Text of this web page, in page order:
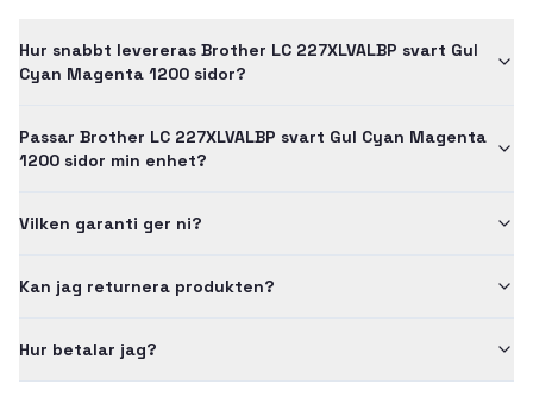
Hur snabbt levereras Brother LC 227XLVALBP svart Gul
Cyan Magenta 1200 sidor?
Passar Brother LC 227XLVALBP svart Gul Cyan Magenta
1200 sidor min enhet?
Vilken garanti ger ni?
Kan jag returnera produkten?
Hur betalar jag?